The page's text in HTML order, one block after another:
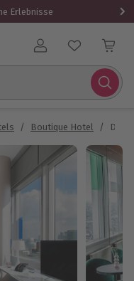
Erlebnisse
Benutzerkonto
/ Boutique Hotel /